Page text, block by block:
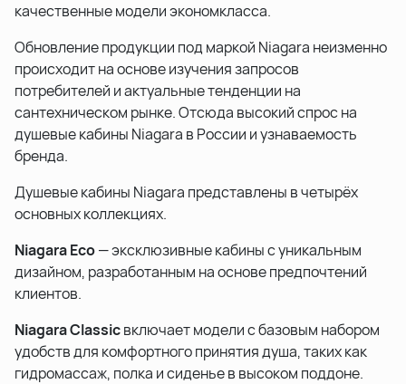
качественные модели экономкласса.
Обновление продукции под маркой Niagara неизменно
происходит на основе изучения запросов
потребителей и актуальные тенденции на
сантехническом рынке. Отсюда высокий спрос на
душевые кабины Niagara в России и узнаваемость
бренда.
Душевые кабины Niagara представлены в четырёх
основных коллекциях.
Niagara Eco— эксклюзивные кабины с уникальным
дизайном, разработанным на основе предпочтений
клиентов.
Niagara Classicвключает модели с базовым набором
удобств для комфортного принятия душа, таких как
гидромассаж, полка и сиденье в высоком поддоне.